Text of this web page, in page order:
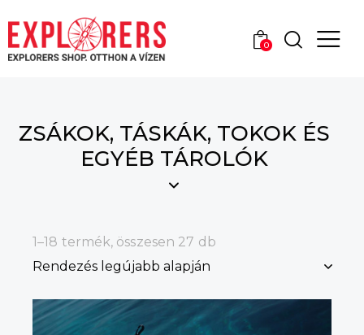
0
ZSÁKOK, TÁSKÁK, TOKOK ÉS
EGYÉB TÁROLÓK
1–18 termék, összesen 27 db